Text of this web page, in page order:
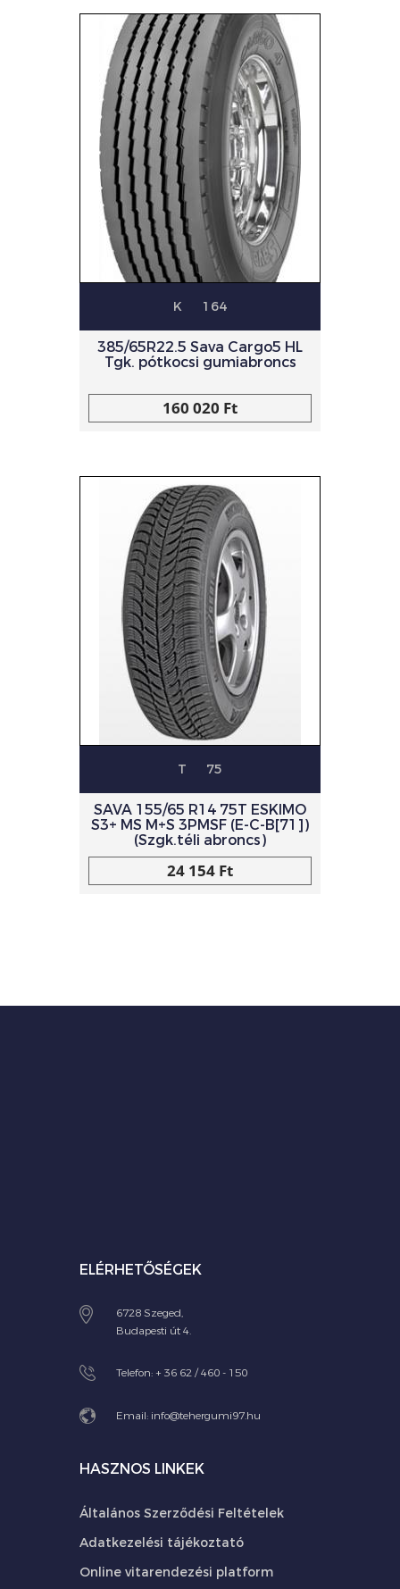
K 164
385/65R22.5 Sava Cargo5 HL
Tgk. pótkocsi gumiabroncs
160 020 Ft
T 75
SAVA 155/65 R14 75T ESKIMO
S3+ MS M+S 3PMSF (E-C-B[71])
(Szgk.téli abroncs)
24 154 Ft
ELÉRHETŐSÉGEK
6728 Szeged,
Budapesti út 4.
Telefon: + 36 62 / 460 - 150
Email: info@tehergumi97.hu
HASZNOS LINKEK
Általános Szerződési Feltételek
Adatkezelési tájékoztató
Online vitarendezési platform